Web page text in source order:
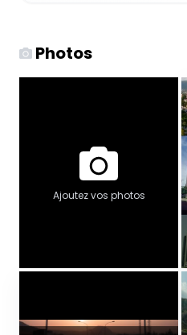
Photos
Ajoutez vos photos